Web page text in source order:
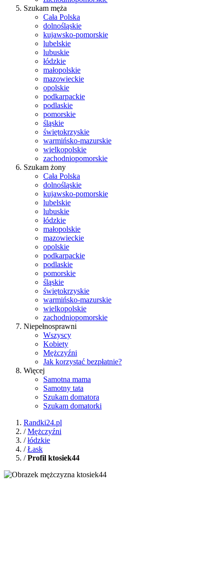
Szukam męża
Cała Polska
dolnośląskie
kujawsko-pomorskie
lubelskie
lubuskie
łódzkie
małopolskie
mazowieckie
opolskie
podkarpackie
podlaskie
pomorskie
śląskie
świętokrzyskie
warmińsko-mazurskie
wielkopolskie
zachodniopomorskie
Szukam żony
Cała Polska
dolnośląskie
kujawsko-pomorskie
lubelskie
lubuskie
łódzkie
małopolskie
mazowieckie
opolskie
podkarpackie
podlaskie
pomorskie
śląskie
świętokrzyskie
warmińsko-mazurskie
wielkopolskie
zachodniopomorskie
Niepełnosprawni
Wszyscy
Kobiety
Mężczyźni
Jak korzystać bezpłatnie?
Więcej
Samotna mama
Samotny tata
Szukam domatora
Szukam domatorki
Randki24.pl
/Mężczyźni
/łódzkie
/Łask
/Profil ktosiek44